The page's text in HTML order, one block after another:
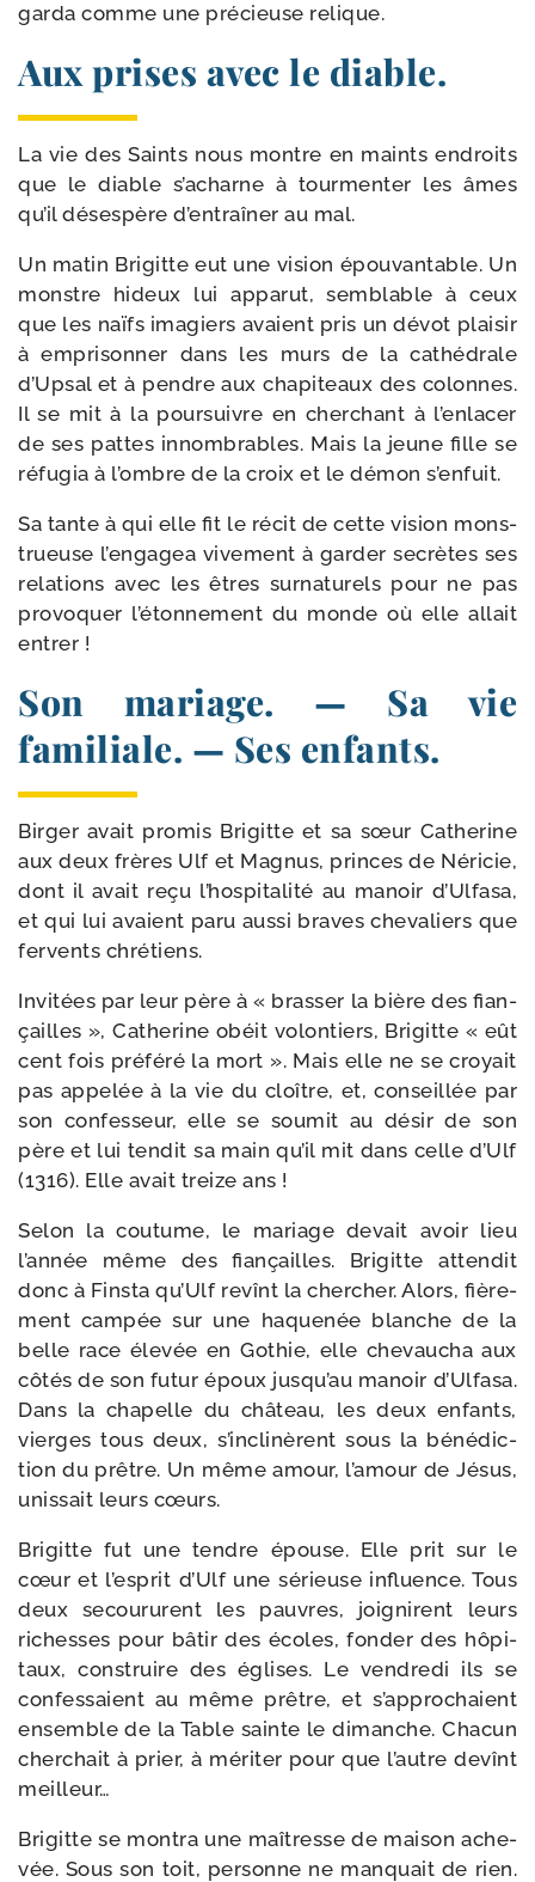
gar­da comme une pré­cieuse relique.
Aux prises avec le diable.
La vie des Saints nous montre en maints endroits
que le diable s’acharne à tour­men­ter les âmes
qu’il déses­père d’entraîner au mal.
Un matin Brigitte eut une vision épou­van­table. Un
monstre hideux lui appa­rut, sem­blable à ceux
que les naïfs ima­giers avaient pris un dévot plai­sir
à empri­son­ner dans les murs de la cathé­drale
d’Upsal et à pendre aux cha­pi­teaux des colonnes.
Il se mit à la pour­suivre en cher­chant à l’enlacer
de ses pattes innom­brables. Mais la jeune fille se
réfu­gia à l’ombre de la croix et le démon s’enfuit.
Sa tante à qui elle fit le récit de cette vision mons­
trueuse l’engagea vive­ment à gar­der secrètes ses
rela­tions avec les êtres sur­na­tu­rels pour ne pas
pro­vo­quer l’étonnement du monde où elle allait
entrer !
Son mariage. — Sa vie
familiale. — Ses enfants.
Birger avait pro­mis Brigitte et sa sœur Catherine
aux deux frères Ulf et Magnus, princes de Néricie,
dont il avait reçu l’hos­pi­ta­li­té au manoir d’Ulfasa,
et qui lui avaient paru aus­si braves che­va­liers que
fer­vents chrétiens.
Invitées par leur père à « bras­ser la bière des fian­
çailles », Cathe­rine obéit volon­tiers, Brigitte « eût
cent fois pré­fé­ré la mort ». Mais elle ne se croyait
pas appe­lée à la vie du cloître, et, conseillée par
son confes­seur, elle se sou­mit au désir de son
père et lui ten­dit sa main qu’il mit dans celle d’Ulf
(1316). Elle avait treize ans !
Selon la cou­tume, le mariage devait avoir lieu
l’année même des fian­çailles. Brigitte atten­dit
donc à Finsta qu’Ulf revînt la cher­cher. Alors, fiè­re­
ment cam­pée sur une haque­née blanche de la
belle race éle­vée en Gothie, elle che­vau­cha aux
côtés de son futur époux jus­qu’au manoir d’Ulfasa.
Dans la cha­pelle du châ­teau, les deux enfants,
vierges tous deux, s’inclinèrent sous la béné­dic­
tion du prêtre. Un même amour, l’amour de Jésus,
unis­sait leurs cœurs.
Brigitte fut une tendre épouse. Elle prit sur le
cœur et l’esprit d’Ulf une sérieuse influence. Tous
deux secou­rurent les pauvres, joi­gnirent leurs
richesses pour bâtir des écoles, fon­der des hôpi­
taux, construire des églises. Le ven­dre­di ils se
confes­saient au même prêtre, et s’approchaient
ensemble de la Table sainte le dimanche. Chacun
cher­chait à prier, à méri­ter pour que l’autre devînt
meilleur…
Brigitte se mon­tra une maî­tresse de mai­son ache­
vée. Sous son toit, per­sonne ne man­quait de rien.